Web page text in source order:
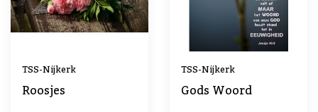
TSS-Nijkerk
Roosjes
TSS-Nijkerk
Gods Woord